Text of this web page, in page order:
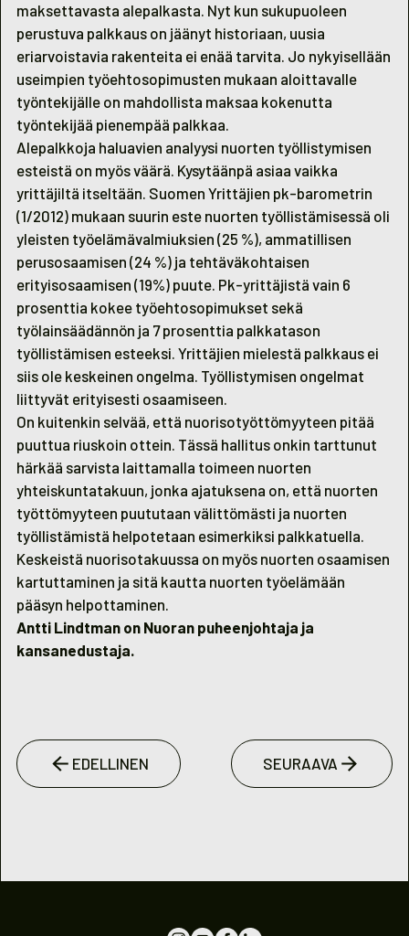
maksettavasta alepalkasta. Nyt kun sukupuoleen
perustuva palkkaus on jäänyt historiaan, uusia
eriarvoistavia rakenteita ei enää tarvita. Jo nykyisellään
useimpien työehtosopimusten mukaan aloittavalle
työntekijälle on mahdollista maksaa kokenutta
työntekijää pienempää palkkaa.
Alepalkkoja haluavien analyysi nuorten työllistymisen
esteistä on myös väärä. Kysytäänpä asiaa vaikka
yrittäjiltä itseltään. Suomen Yrittäjien pk-barometrin
(1/2012) mukaan suurin este nuorten työllistämisessä oli
yleisten työelämävalmiuksien (25 %), ammatillisen
perusosaamisen (24 %) ja tehtäväkohtaisen
erityisosaamisen (19%) puute. Pk-yrittäjistä vain 6
prosenttia kokee työehtosopimukset sekä
työlainsäädännön ja 7 prosenttia palkkatason
työllistämisen esteeksi. Yrittäjien mielestä palkkaus ei
siis ole keskeinen ongelma. Työllistymisen ongelmat
liittyvät erityisesti osaamiseen.
On kuitenkin selvää, että nuorisotyöttömyyteen pitää
puuttua riuskoin ottein. Tässä hallitus onkin tarttunut
härkää sarvista laittamalla toimeen nuorten
yhteiskuntatakuun, jonka ajatuksena on, että nuorten
työttömyyteen puututaan välittömästi ja nuorten
työllistämistä helpotetaan esimerkiksi palkkatuella.
Keskeistä nuorisotakuussa on myös nuorten osaamisen
kartuttaminen ja sitä kautta nuorten työelämään
pääsyn helpottaminen.
Antti Lindtman on Nuoran puheenjohtaja ja
kansanedustaja.
EDELLINEN SEURAAVA